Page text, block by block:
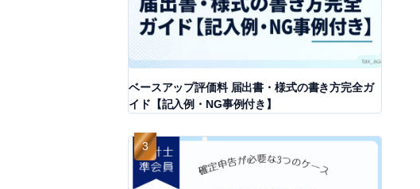
ベースアップ評価料 届出書・様式の書き方完全ガ
イド【記入例・NG事例付き】